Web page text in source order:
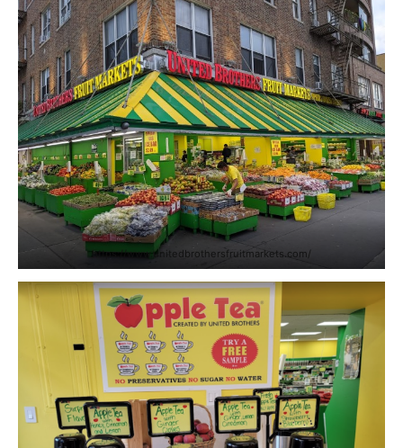
https://www.unitedbrothersfruitmarkets.com/